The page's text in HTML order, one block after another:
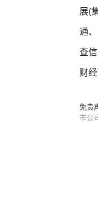
展(
通
查
财
免责
市公